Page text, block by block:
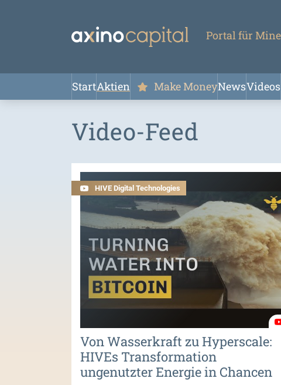
Portal für
StartAktien Make MoneyNewsVideos
Video-Feed
HIVE Digital Technologies
Von Wasserkraft zu Hyperscale:
HIVEs Transformation
ungenutzter Energie in Chancen